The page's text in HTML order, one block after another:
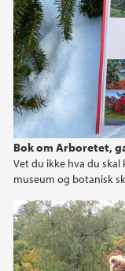
Bok om Arboretet,
Vet du ikke hva du skal
museum og botanisk